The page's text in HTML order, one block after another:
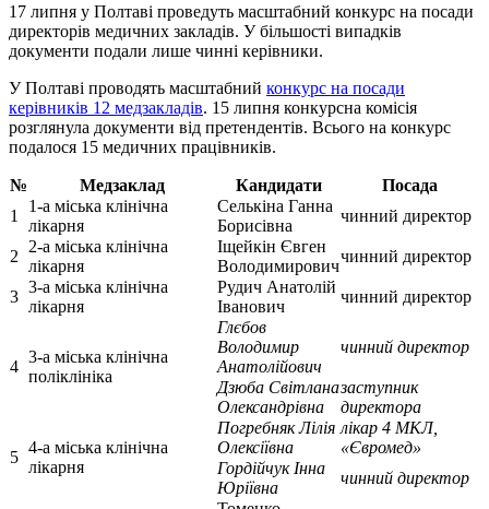
17 липня у Полтаві проведуть масштабний конкурс на посади
директорів медичних закладів. У більшості випадків
документи подали лише чинні керівники.
У Полтаві проводять масштабний конкурс на посади
керівників 12 медзакладів. 15 липня конкурсна комісія
розглянула документи від претендентів. Всього на конкурс
подалося 15 медичних працівників.
№ Медзаклад Кандидати
Посада
1
1-а міська клінічна
лікарня
Селькіна Ганна
Борисівна
чинний директор
2
2-а міська клінічна
лікарня
Іщейкін Євген
Володимирович
чинний директор
3
3-а міська клінічна
лікарня
Рудич Анатолій
Іванович
чинний директор
4
3-а міська клінічна
поліклініка
Глєбов
Володимир
Анатолійович
чинний директор
Дзюба Світлана
Олександрівна
заступник
директора
5
4-а міська клінічна
лікарня
Погребняк Лілія
Олексіївна
лікар 4 МКЛ,
«Євромед»
Гордійчук Інна
Юріївна
чинний директор